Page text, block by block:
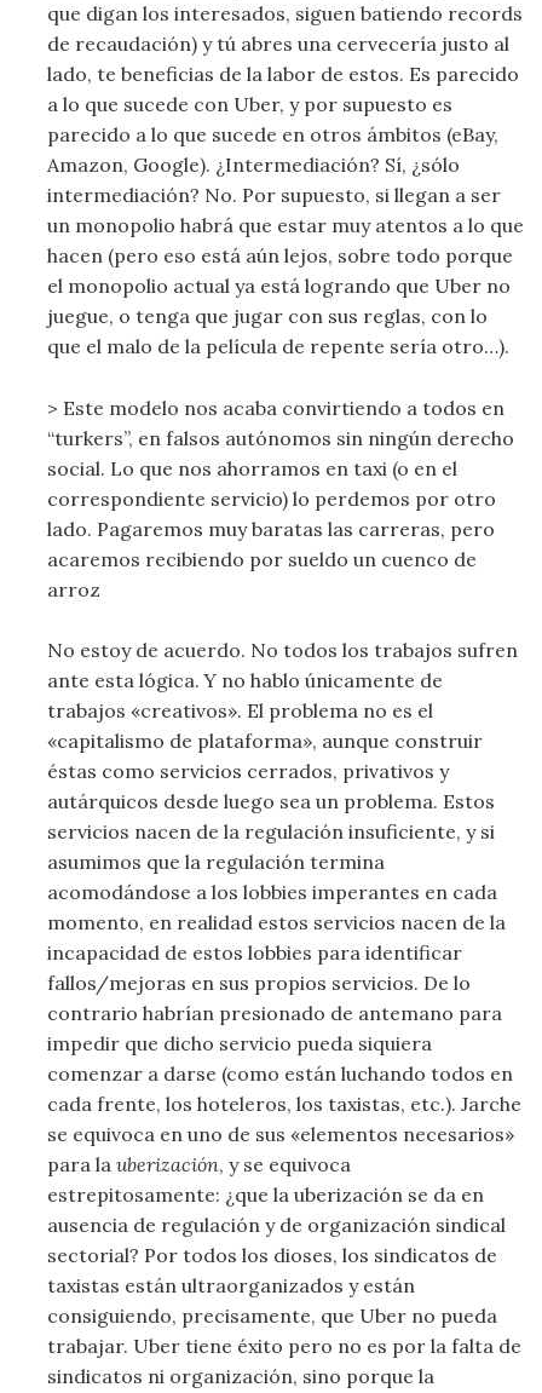
que digan los interesados, siguen batiendo records
de recaudación) y tú abres una cervecería justo al
lado, te beneficias de la labor de estos. Es parecido
a lo que sucede con Uber, y por supuesto es
parecido a lo que sucede en otros ámbitos (eBay,
Amazon, Google). ¿Intermediación? Sí, ¿sólo
intermediación? No. Por supuesto, si llegan a ser
un monopolio habrá que estar muy atentos a lo que
hacen (pero eso está aún lejos, sobre todo porque
el monopolio actual ya está logrando que Uber no
juegue, o tenga que jugar con sus reglas, con lo
que el malo de la película de repente sería otro…).
> Este modelo nos acaba convirtiendo a todos en
“turkers”, en falsos autónomos sin ningún derecho
social. Lo que nos ahorramos en taxi (o en el
correspondiente servicio) lo perdemos por otro
lado. Pagaremos muy baratas las carreras, pero
acaremos recibiendo por sueldo un cuenco de
arroz
No estoy de acuerdo. No todos los trabajos sufren
ante esta lógica. Y no hablo únicamente de
trabajos «creativos». El problema no es el
«capitalismo de plataforma», aunque construir
éstas como servicios cerrados, privativos y
autárquicos desde luego sea un problema. Estos
servicios nacen de la regulación insuficiente, y si
asumimos que la regulación termina
acomodándose a los lobbies imperantes en cada
momento, en realidad estos servicios nacen de la
incapacidad de estos lobbies para identificar
fallos/mejoras en sus propios servicios. De lo
contrario habrían presionado de antemano para
impedir que dicho servicio pueda siquiera
comenzar a darse (como están luchando todos en
cada frente, los hoteleros, los taxistas, etc.). Jarche
se equivoca en uno de sus «elementos necesarios»
para lauberización, y se equivoca
estrepitosamente: ¿que la uberización se da en
ausencia de regulación y de organización sindical
sectorial? Por todos los dioses, los sindicatos de
taxistas están ultraorganizados y están
consiguiendo, precisamente, que Uber no pueda
trabajar. Uber tiene éxito pero no es por la falta de
sindicatos ni organización, sino porque la